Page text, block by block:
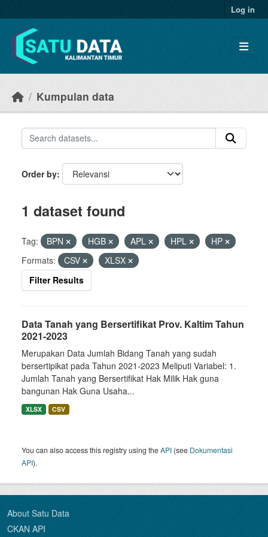
Log in
Kumpulan data
Order by
1 dataset found
Tag: BPN HGB APL HPL
HP
Formats:
CSV
XLSX
Filter Results
Data Tanah yang Bersertifikat Prov. Kaltim Tahun
2021-2023
Merupakan Data Jumlah Bidang Tanah yang sudah
bersertipikat pada Tahun 2021-2023 Meliputi Variabel: 1.
Jumlah Tanah yang Bersertifikat Hak Milik Hak guna
bangunan Hak Guna Usaha...
XLSX CSV
You can also access this registry using theAPI (see Dokumentasi
API).
About Satu Data
CKAN API